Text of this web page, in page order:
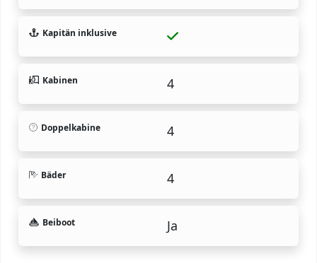
Kapitän inklusive
Kabinen 4
Doppelkabine 4
Bäder 4
Beiboot Ja